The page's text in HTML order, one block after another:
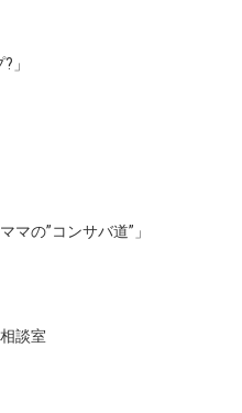
」
マの”コンサバ道”」
談室